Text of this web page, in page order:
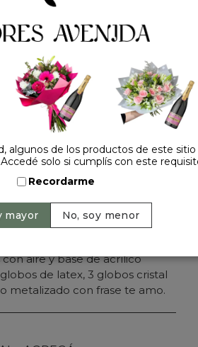
Dejá tu opinión
TE AMO
14% OFF
Agregar al carrito
aire y base de acrílico
de latex, 3 globos cristal
metalizado con frase te amo.
algunos de los productos de este
solo si cumplís con este
Recordarme